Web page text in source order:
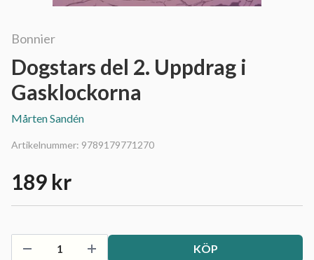
Bonnier
Dogstars del 2. Uppdrag i
Gasklockorna
Mårten Sandén
Artikelnummer: 9789179771270
189 kr
KÖP